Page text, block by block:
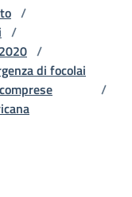
/
/
2020 /
di focolai
/